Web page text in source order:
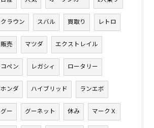
クラウン スバル 買取り レトロ
販売 マツダ エクストレイル
コペン レガシィ ロータリー
ホンダ ハイブリッド ランエボ
グー グーネット 休み マークＸ